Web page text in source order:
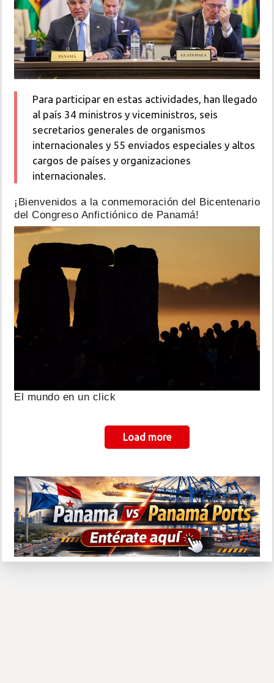
Para participar en estas actividades, han llegado
al país 34 ministros y viceministros, seis
secretarios generales de organismos
internacionales y 55 enviados especiales y altos
cargos de países y organizaciones
internacionales.
¡Bienvenidos a la conmemoración del Bicentenario
del Congreso Anfictiónico de Panamá!
El mundo en un click
Load more